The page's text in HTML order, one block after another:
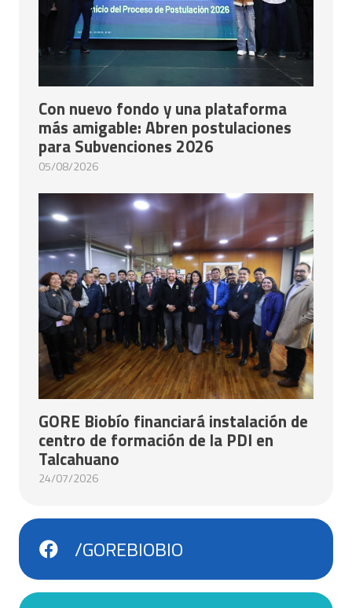
Con nuevo fondo y una plataforma
más amigable: Abren postulaciones
para Subvenciones 2026
05/08/2026
GORE Biobío financiará instalación de
centro de formación de la PDI en
Talcahuano
24/07/2026
/GOREBIOBIO